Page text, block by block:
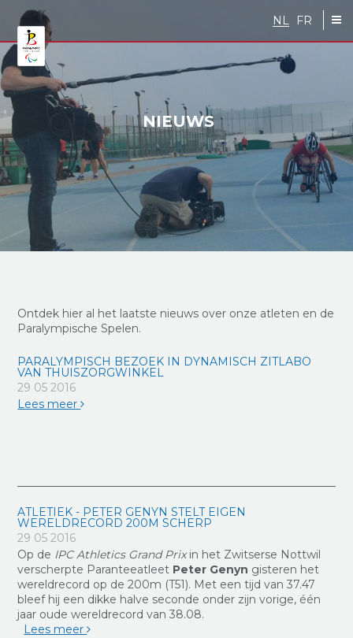
Skip to main content
NL FR
NIEUWS
Ontdek hier al het laatste nieuws over onze atleten en de
Paralympische Spelen.
PARALYMPISCH BEZOEK IN DYNAMISCH ZITLABO
VAN THUISZORGWINKEL
29 05 2016
Lees meer
ATLETIEK - PETER GENYN STELT EIGEN
WERELDRECORD 200M SCHERP
29 05 2016
Op de IPC Athletics Grand Prixin het Zwitserse Nottwil
verscherpte Paranteeatleet Peter Genyn gisteren het
wereldrecord op de 200m (T51). Met een tijd van 37.47
bleef hij een dikke halve seconde onder zijn vorige, één
jaar oude wereldrecord van 38.08.
Lees meer